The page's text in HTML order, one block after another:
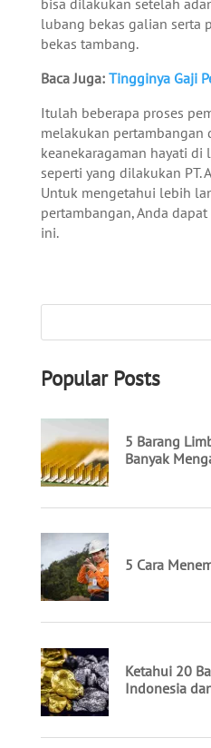
lubang bekas galian serta
bekas tambang.
Baca Juga:Tingginya Gaji
Itulah beberapa proses
melakukan pertambangan
keanekaragaman hayati
seperti yang dilakukan PT.
Untuk mengetahui lebih
pertambangan, Anda
ini.
Popular Posts